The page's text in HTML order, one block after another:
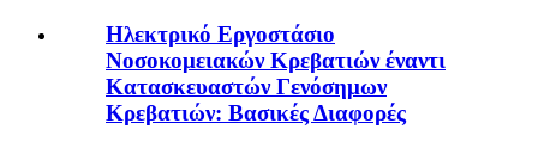
Ηλεκτρικό Εργοστάσιο
Νοσοκομειακών Κρεβατιών έναντι
Κατασκευαστών Γενόσημων
Κρεβατιών: Βασικές Διαφορές